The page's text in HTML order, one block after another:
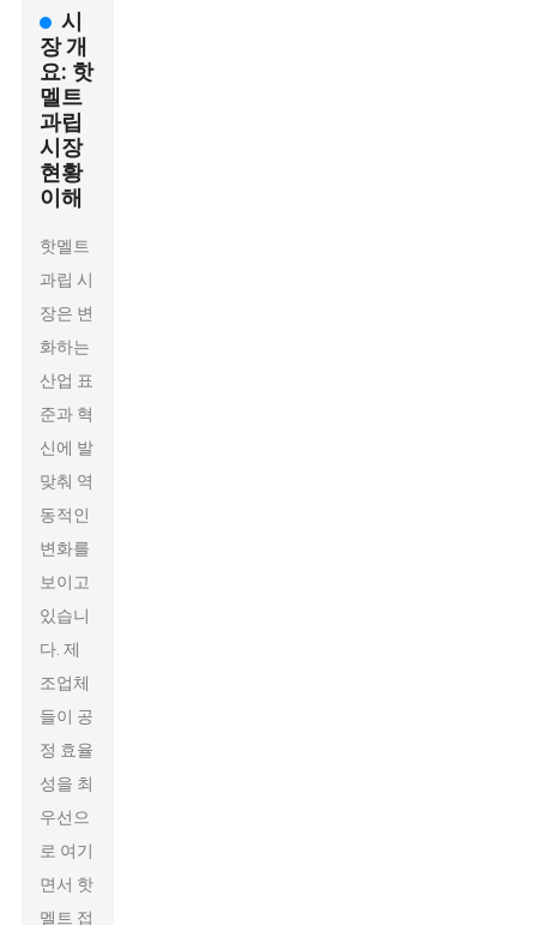
시
장 개
요: 핫
멜트
과립
시장
현황
이해
핫멜트
과립 시
장은 변
화하는
산업 표
준과 혁
신에 발
맞춰 역
동적인
변화를
보이고
있습니
다. 제
조업체
들이 공
정 효율
성을 최
우선으
로 여기
면서 핫
멜트 접